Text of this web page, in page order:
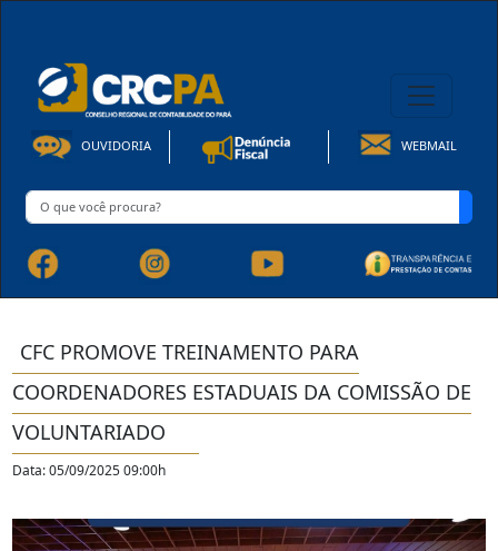
OUVIDORIA WEBMAIL
CFC PROMOVE TREINAMENTO PARA
COORDENADORES ESTADUAIS DA COMISSÃO DE
VOLUNTARIADO
Data: 05/09/2025 09:00h